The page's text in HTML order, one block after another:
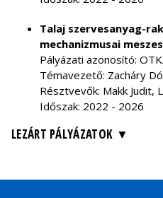
Talaj szervesanyag-
mechanizmusai
Pályázati azonosító:
Témavezető: Zacháry
Résztvevők: Makk Judit,
Időszak: 2022 - 2026
LEZÁRT PÁLYÁZATOK